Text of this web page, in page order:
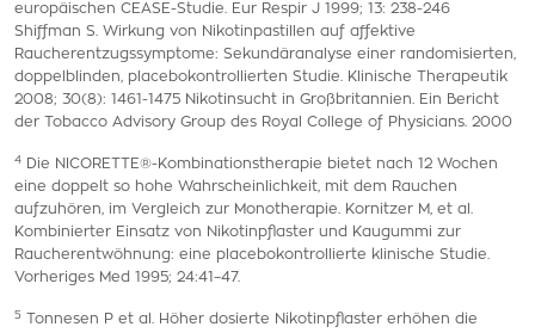
europäischen CEASE-Studie. Eur Respir J 1999; 13: 238-246
Shiffman S. Wirkung von Nikotinpastillen auf affektive
Raucherentzugssymptome: Sekundäranalyse einer randomisierten,
doppelblinden, placebokontrollierten Studie. Klinische Therapeutik
2008; 30(8): 1461-1475 Nikotinsucht in Großbritannien. Ein Bericht
der Tobacco Advisory Group des Royal College of Physicians. 2000
4
Die NICORETTE®-Kombinationstherapie bietet nach 12 Wochen
eine doppelt so hohe Wahrscheinlichkeit, mit dem Rauchen
aufzuhören, im Vergleich zur Monotherapie. Kornitzer M, et al.
Kombinierter Einsatz von Nikotinpflaster und Kaugummi zur
Raucherentwöhnung: eine placebokontrollierte klinische Studie.
Vorheriges Med 1995; 24:41–47.
5 Tonnesen P et al. Höher dosierte Nikotinpflaster erhöhen die